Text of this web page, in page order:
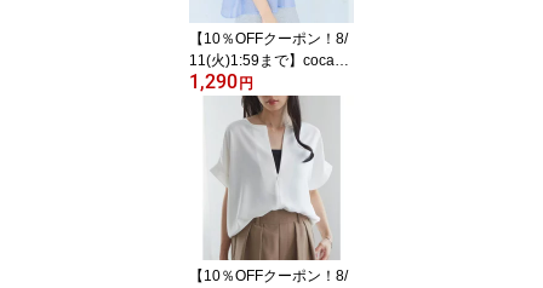
【10％OFFクーポン！8/
11(火)1:59まで】coca
【再入荷】シアーフリル
ブラウス トップス
1,290 円
【10％OFFクーポン！8/